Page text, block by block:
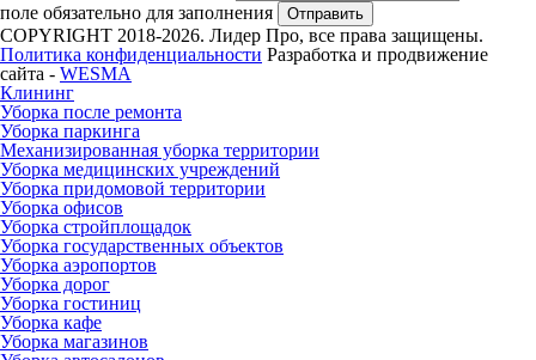
поле обязательно для заполнения
Отправить
COPYRIGHT 2018-2026. Лидер Про, все права защищены.
Политика конфиденциальности Разработка и продвижение
сайта - WESMA
Клининг
Уборка после ремонта
Уборка паркинга
Механизированная уборка территории
Уборка медицинских учреждений
Уборка придомовой территории
Уборка офисов
Уборка стройплощадок
Уборка государственных объектов
Уборка аэропортов
Уборка дорог
Уборка гостиниц
Уборка кафе
Уборка магазинов